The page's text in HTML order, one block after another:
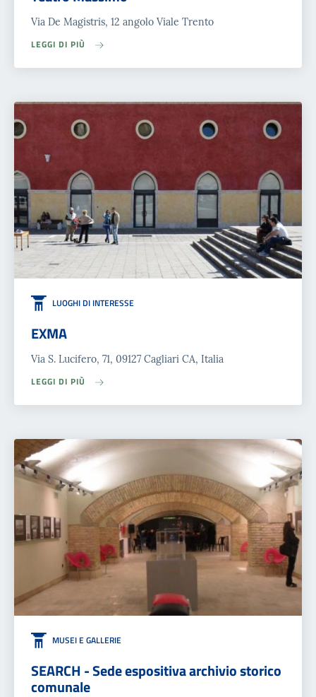
Via De Magistris, 12 angolo Viale Trento
LEGGI DI PIÙ
LUOGHI DI INTERESSE
EXMA
Via S. Lucifero, 71, 09127 Cagliari CA, Italia
LEGGI DI PIÙ
MUSEI E GALLERIE
SEARCH - Sede espositiva archivio storico
comunale